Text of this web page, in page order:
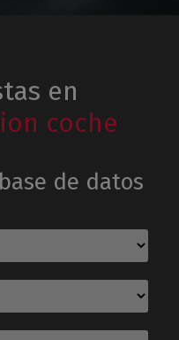
en
coche
de datos